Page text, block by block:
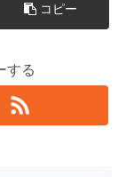
コピー
する